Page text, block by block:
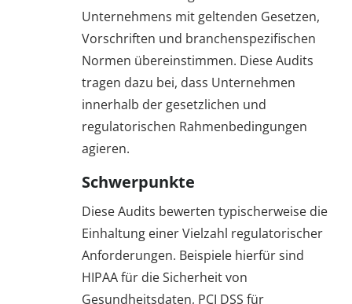
Unternehmens mit geltenden Gesetzen,
Vorschriften und branchenspezifischen
Normen übereinstimmen. Diese Audits
tragen dazu bei, dass Unternehmen
innerhalb der gesetzlichen und
regulatorischen Rahmenbedingungen
agieren.
Schwerpunkte
Diese Audits bewerten typischerweise die
Einhaltung einer Vielzahl regulatorischer
Anforderungen. Beispiele hierfür sind
HIPAA für die Sicherheit von
Gesundheitsdaten, PCI DSS für